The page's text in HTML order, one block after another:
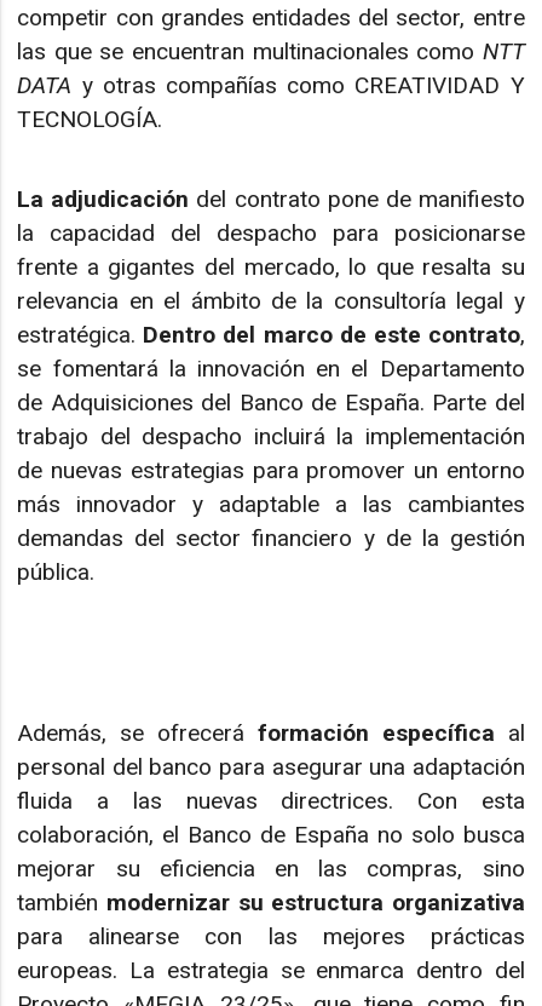
competir con grandes entidades del sector, entre
las que se encuentran multinacionales como NTT
DATA y otras compañías como CREATIVIDAD Y
TECNOLOGÍA.
La adjudicación del contrato pone de manifiesto
la capacidad del despacho para posicionarse
frente a gigantes del mercado, lo que resalta su
relevancia en el ámbito de la consultoría legal y
estratégica. Dentro del marco de este contrato,
se fomentará la innovación en el Departamento
de Adquisiciones del Banco de España. Parte del
trabajo del despacho incluirá la implementación
de nuevas estrategias para promover un entorno
más innovador y adaptable a las cambiantes
demandas del sector financiero y de la gestión
pública.
Además, se ofrecerá formación específica al
personal del banco para asegurar una adaptación
fluida a las nuevas directrices. Con esta
colaboración, el Banco de España no solo busca
mejorar su eficiencia en las compras, sino
también modernizar su estructura organizativa
para alinearse con las mejores prácticas
europeas. La estrategia se enmarca dentro del